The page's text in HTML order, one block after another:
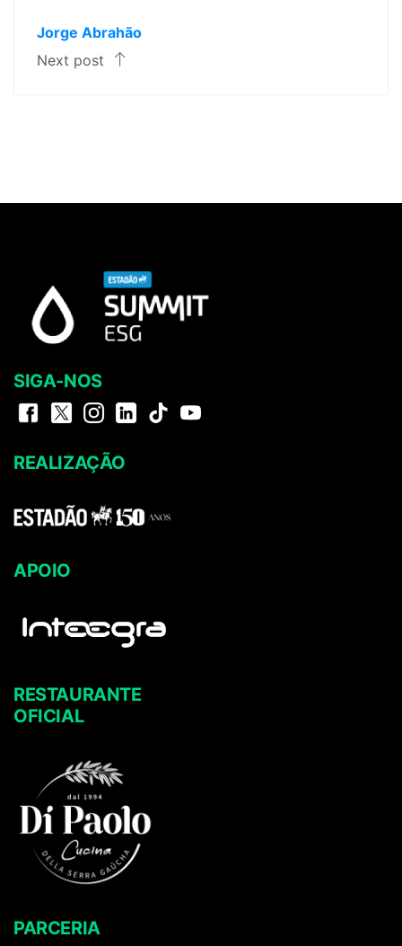
Jorge Abrahão
Next post
SIGA-NOS
REALIZAÇÃO
APOIO
RESTAURANTE
OFICIAL
PARCERIA